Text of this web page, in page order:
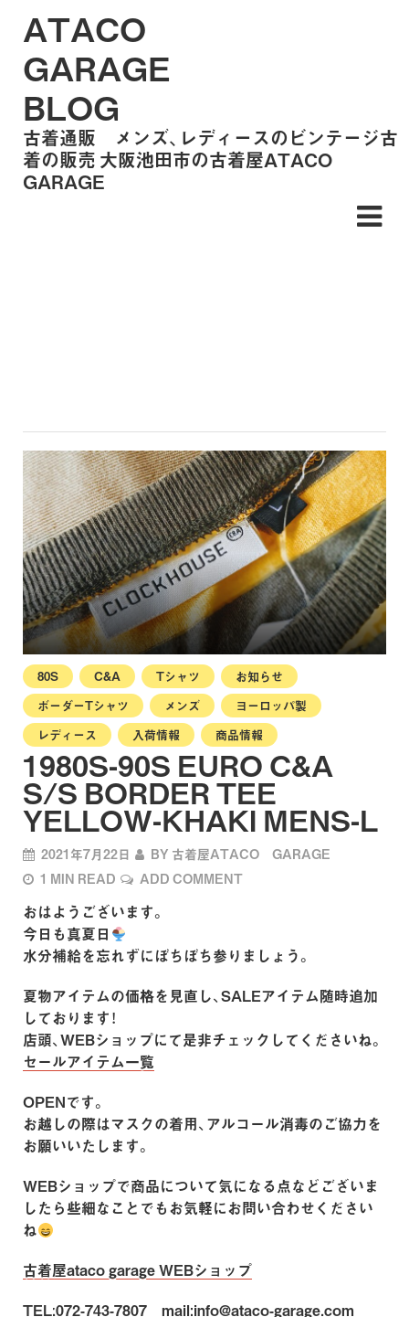
ATACO
GARAGE
BLOG
古着通販 メンズ、レディースのビンテージ古
着の販売 大阪池田市の古着屋ATACO
GARAGE
80S C&A Tシャツ
お知らせ
ボーダーTシャツ
メンズ
ヨーロッパ製
レディース
入荷情報 商品情報
1980S-90S EURO C&A
S/S BORDER TEE
YELLOW-KHAKI MENS-L
2021年7月22日 BY 古着屋ATACO GARAGE
1 MIN READ
ADD COMMENT
おはようございます。
今日も真夏日
水分補給を忘れずにぼちぼち参りましょう。
夏物アイテムの価格を見直し、SALEアイテム随時追加
しております！
店頭、WEBショップにて是非チェックしてくださいね。
セールアイテム一覧
OPENです。
お越しの際はマスクの着用、アルコール消毒のご協力を
お願いいたします。
WEBショップで商品について気になる点などございま
したら些細なことでもお気軽にお問い合わせください
ね
古着屋ataco garage WEBショップ
TEL:072-743-7807 mail:info@ataco-garage.com